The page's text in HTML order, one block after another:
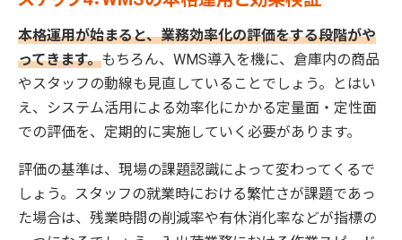
本格運用が始まると、業務効率化の評価をする段階がや
ってきます。もちろん、WMS導入を機に、倉庫内の商品
やスタッフの動線も見直していることでしょう。とはい
え、システム活用による効率化にかかる定量面・定性面
での評価を、定期的に実施していく必要があります。
評価の基準は、現場の課題認識によって変わってくるで
しょう。スタッフの就業時における繁忙さが課題であっ
た場合は、残業時間の削減率や有休消化率などが指標の